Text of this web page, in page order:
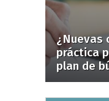
¿Nuevas
práctica
plan de